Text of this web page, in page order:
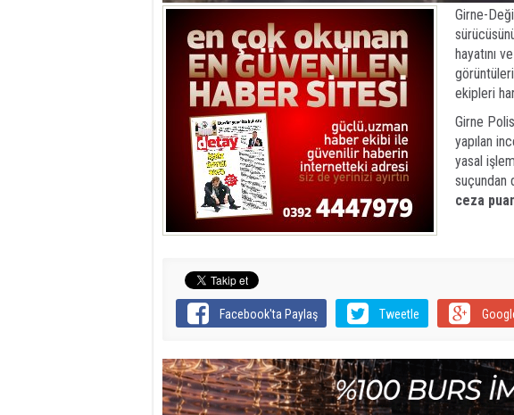
Girne-
hayatını
ekipleri
Girne
yapılan
yasal
suçundan
ceza
Facebook'ta Paylaş Tweetle